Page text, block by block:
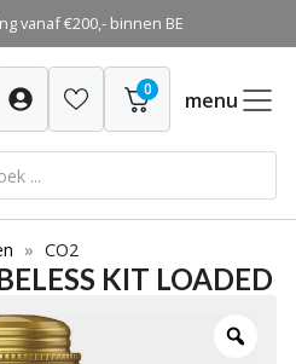
vanaf €200,- binnen BE
0 menu
» CO2
KIT LOADED